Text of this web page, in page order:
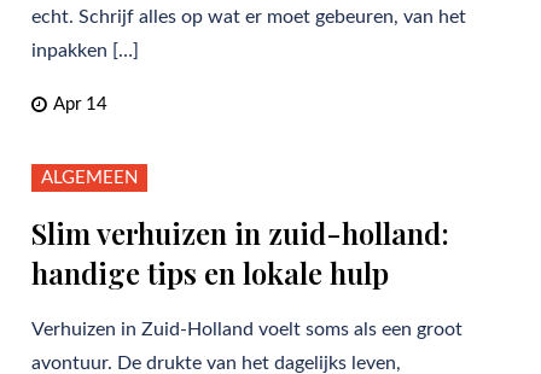
echt. Schrijf alles op wat er moet gebeuren, van het
inpakken […]
Apr 14
ALGEMEEN
Slim verhuizen in zuid-holland:
handige tips en lokale hulp
Verhuizen in Zuid-Holland voelt soms als een groot
avontuur. De drukte van het dagelijks leven,